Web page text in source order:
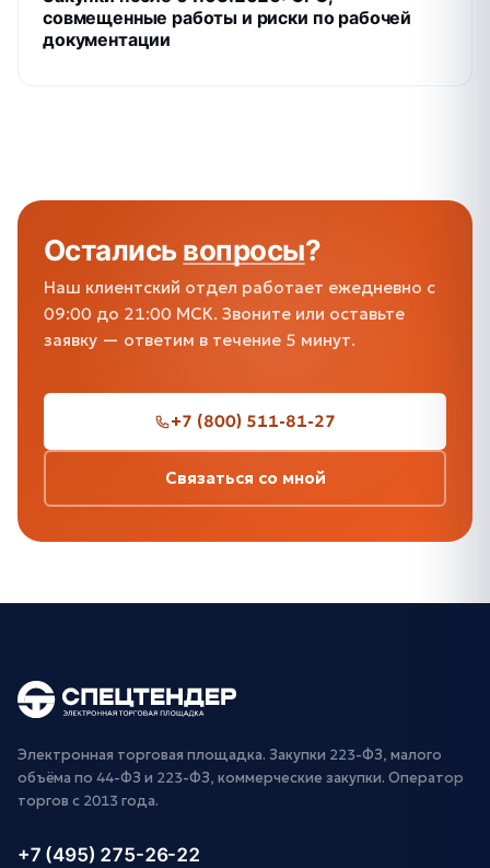
совмещенные работы и риски по рабочей
документации
Осталисьвопросы?
Наш клиентский отдел работает ежедневно с
09:00 до 21:00 МСК. Звоните или оставьте
заявку — ответим в течение 5 минут.
+7 (800) 511-81-27
Связаться со мной
Электронная торговая площадка. Закупки 223-ФЗ, малого
объёма по 44-ФЗ и 223-ФЗ, коммерческие закупки. Оператор
торгов с 2013 года.
+7 (495) 275-26-22